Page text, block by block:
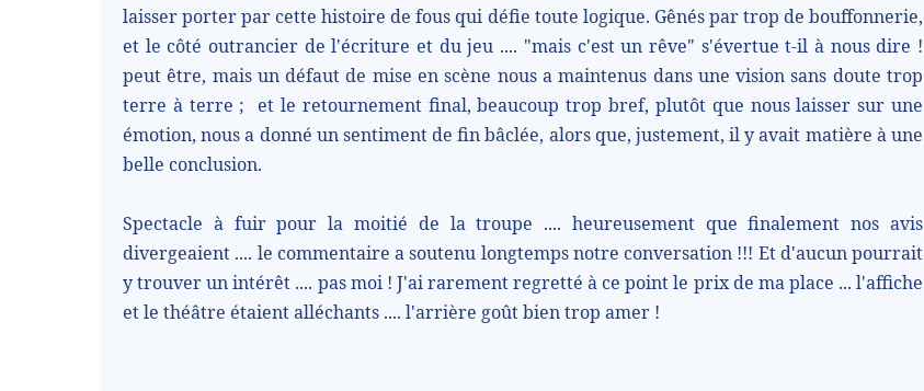
laisser porter par cette histoire de fous qui défie toute logique. Gênés par trop de bouffonnerie,
et le côté outrancier de l'écriture et du jeu .... "mais c'est un rêve" s'évertue t-il à nous dire !
peut être, mais un défaut de mise en scène nous a maintenus dans une vision sans doute trop
terre à terre ;
et le retournement final, beaucoup trop bref, plutôt que nous laisser sur une
émotion, nous a donné un sentiment de fin bâclée, alors que, justement, il y avait matière à une
belle conclusion.
Spectacle à fuir pour la moitié de la troupe .... heureusement que finalement nos avis
divergeaient .... le commentaire a soutenu longtemps notre conversation !!! Et d'aucun pourrait
y trouver un intérêt .... pas moi ! J'ai rarement regretté à ce point le prix de ma place ... l'affiche
et le théâtre étaient alléchants .... l'arrière goût bien trop amer !